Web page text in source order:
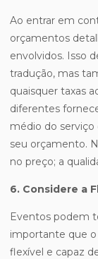
Ao entrar em
orçamentos
envolvidos. Isso
tradução, mas
quaisquer taxas
diferentes
médio do
seu orçamento.
no preço; a
6. Considere a
Eventos podem
importante que
flexível e capaz